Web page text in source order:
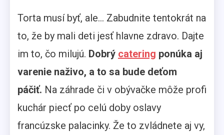
Torta musí byť, ale… Zabudnite tentokrát na
to, že by mali deti jesť hlavne zdravo. Dajte
im to, čo milujú. Dobrý catering ponúka aj
varenie naživo, a to sa bude deťom
páčiť. Na záhrade či v obývačke môže profi
kuchár piecť po celú doby oslavy
francúzske palacinky. Že to zvládnete aj vy,